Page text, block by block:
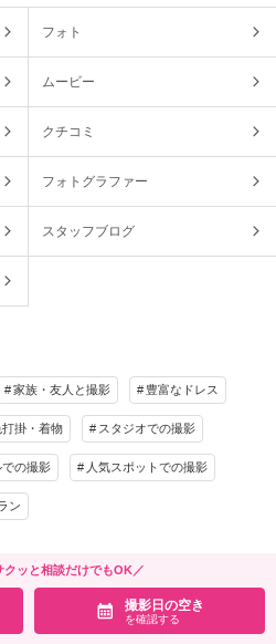
フォト
ムービー
クチコミ
フォトグラファー
スタッフブログ
家族・友人と撮影 豊富なドレス
打掛・着物 スタジオでの撮影
の撮影 人気スポットでの撮影
ン
クッと相談だけでもOK／
撮影日の空き
を確認する